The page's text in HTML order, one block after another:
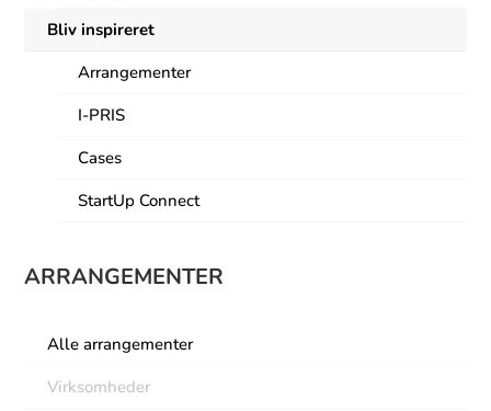
Bliv inspireret
Arrangementer
I-PRIS
Cases
StartUp Connect
ARRANGEMENTER
Alle arrangementer
Virksomheder